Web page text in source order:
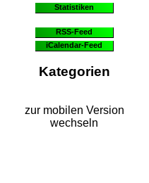
Statistiken
RSS-Feed
iCalendar-Feed
Kategorien
zur mobilen Version
wechseln